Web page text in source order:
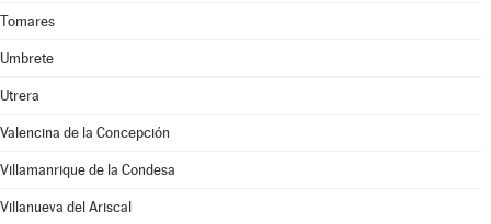
Tomares
Umbrete
Utrera
Valencina de la Concepción
Villamanrique de la Condesa
Villanueva del Ariscal